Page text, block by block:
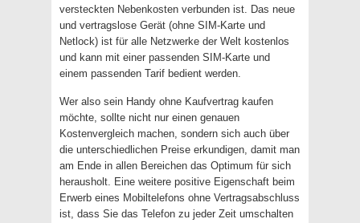
versteckten Nebenkosten verbunden ist. Das neue
und vertragslose Gerät (ohne SIM-Karte und
Netlock) ist für alle Netzwerke der Welt kostenlos
und kann mit einer passenden SIM-Karte und
einem passenden Tarif bedient werden.
Wer also sein Handy ohne Kaufvertrag kaufen
möchte, sollte nicht nur einen genauen
Kostenvergleich machen, sondern sich auch über
die unterschiedlichen Preise erkundigen, damit man
am Ende in allen Bereichen das Optimum für sich
herausholt. Eine weitere positive Eigenschaft beim
Erwerb eines Mobiltelefons ohne Vertragsabschluss
ist, dass Sie das Telefon zu jeder Zeit umschalten